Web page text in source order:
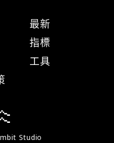
最新
指標
工具
Studio